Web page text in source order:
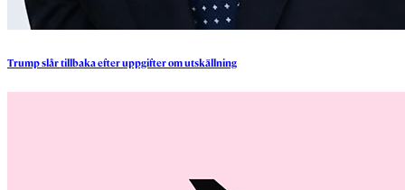
Trumpslårtillbakaefteruppgifteromutskällning